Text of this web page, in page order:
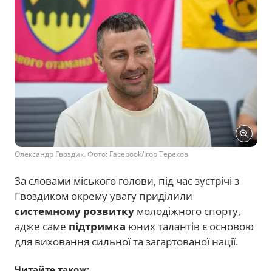
Олександр Гвоздик. Фото: Facebook/Ігор Терехов
За словами міського голови, під час зустрічі з
Гвоздиком окрему увагу приділили
системному розвитку молодіжного спорту,
адже саме підтримка юних талантів є основою
для виховання сильної та загартованої нації.